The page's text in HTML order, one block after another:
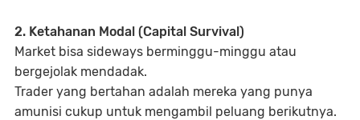
2. Ketahanan Modal (Capital Survival)
Market bisa sideways berminggu-minggu atau
bergejolak mendadak.
Trader yang bertahan adalah mereka yang punya
amunisi cukup untuk mengambil peluang berikutnya.